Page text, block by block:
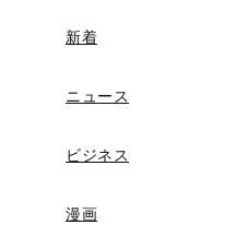
新着
ニュース
ビジネス
漫画